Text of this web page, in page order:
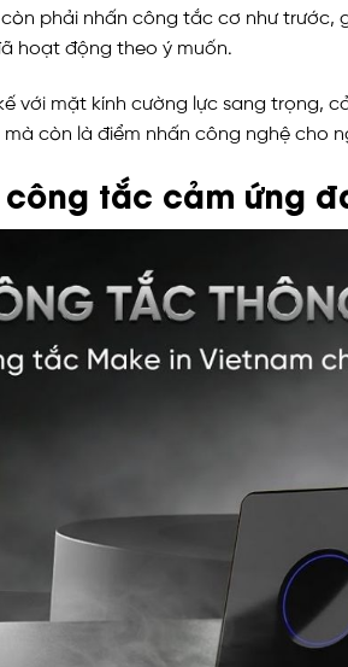
phải nhấn công tắc cơ như
hoạt động theo ý muốn.
với mặt kính cường lực sang trọng,
còn là điểm nhấn công nghệ cho
công tắc cảm ứng